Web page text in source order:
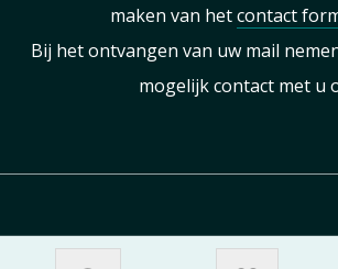
maken van hetcontact
Bij het ontvangen van uw mail
mogelijk contact met u
Sitemap